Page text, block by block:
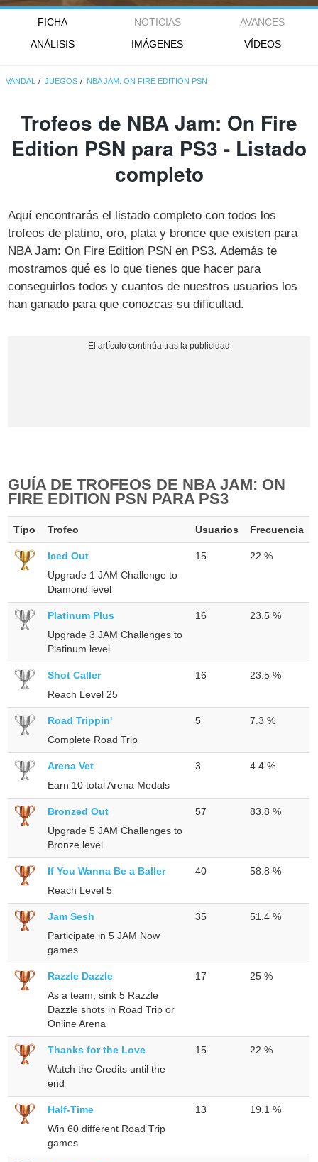
FICHA NOTICIAS
AVANCES
ANÁLISIS
IMÁGENES VÍDEOS
VANDAL JUEGOS NBA JAM: ON FIRE EDITION PSN
Trofeos de NBA Jam: On Fire
Edition PSN para PS3 - Listado
completo
Aquí encontrarás el listado completo con todos los
trofeos de platino, oro, plata y bronce que existen para
NBA Jam: On Fire Edition PSN en PS3. Además te
mostramos qué es lo que tienes que hacer para
conseguirlos todos y cuantos de nuestros usuarios los
han ganado para que conozcas su dificultad.
GUÍA DE TROFEOS DE NBA JAM: ON
FIRE EDITION PSN PARA PS3
Tipo Trofeo Usuarios Frecuencia
Iced Out
Upgrade 1 JAM Challenge to
Diamond level
15 22 %
Platinum Plus
Upgrade 3 JAM Challenges to
Platinum level
16 23.5 %
Shot Caller
Reach Level 25
16 23.5 %
Road Trippin'
Complete Road Trip
5 7.3 %
Arena Vet
Earn 10 total Arena Medals
3 4.4 %
Bronzed Out
Upgrade 5 JAM Challenges to
Bronze level
57 83.8 %
If You Wanna Be a Baller
Reach Level 5
40 58.8 %
Jam Sesh
Participate in 5 JAM Now
games
35 51.4 %
Razzle Dazzle
As a team, sink 5 Razzle
Dazzle shots in Road Trip or
Online Arena
17 25 %
Thanks for the Love
Watch the Credits until the
end
15 22 %
Half-Time
Win 60 different Road Trip
games
13 19.1 %